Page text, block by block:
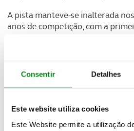
Consentir Detalhes
Este website utiliza cookies
Este Website permite a utilização
A pista manteve-se inalterada
anos de competição, com a
segurança, com a redução do
km a permitir que se evitassem
cidade.